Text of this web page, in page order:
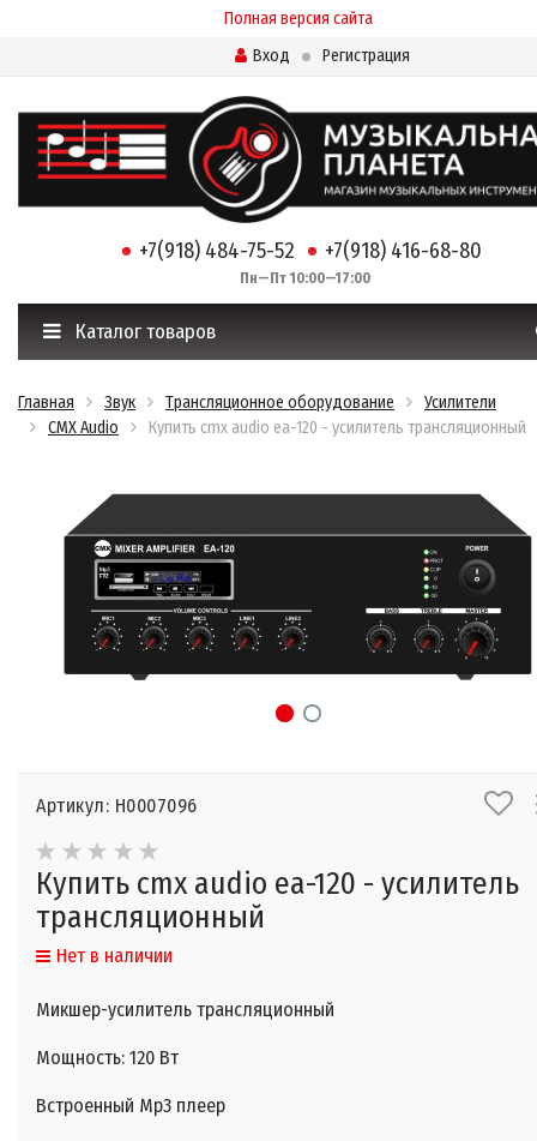
Полная версия сайта
Вход
Регистрация
+7(918) 484-75-52 +7(918) 416-68-80
Пн—Пт 10:00—17:00
Каталог товаров
Главная Звук Трансляционное оборудование
Усилители
CMX Audio
Купить cmx audio ea-120 - усилитель трансляционный
Артикул: Н0007096
Купить cmx audio ea-120 - усилитель
трансляционный
Нет в наличии
Микшер-усилитель трансляционный
Мощность: 120 Вт
Встроенный Mp3 плеер